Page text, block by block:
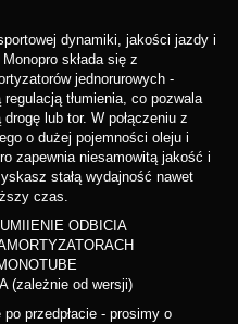
dynamiki, jakości jazdy i
składa się z
jednorurowych -
tłumienia, co pozwala
lub tor. W połączeniu z
o dużej pojemności oleju i
zapewnia niesamowitą jakość i
stałą wydajność nawet
czas.
ODBICIA
(zależnie od wersji)
przedpłacie - prosimy o